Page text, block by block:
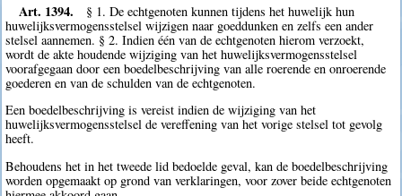
Art. 1394.
§ 1. De echtgenoten kunnen tijdens het huwelijk hun
huwelijksvermogensstelsel wijzigen naar goeddunken en zelfs een ander
stelsel aannemen. § 2. Indien één van de echtgenoten hierom verzoekt,
wordt de akte houdende wijziging van het huwelijksvermogensstelsel
voorafgegaan door een boedelbeschrijving van alle roerende en onroerende
goederen en van de schulden van de echtgenoten.
Een boedelbeschrijving is vereist indien de wijziging van het
huwelijksvermogensstelsel de vereffening van het vorige stelsel tot gevolg
heeft.
Behoudens het in het tweede lid bedoelde geval, kan de boedelbeschrijving
worden opgemaakt op grond van verklaringen, voor zover beide echtgenoten